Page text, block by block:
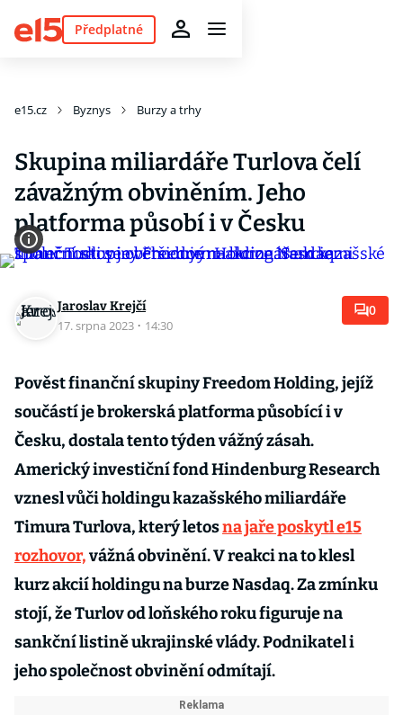
Předplatné
e15.cz Byznys Burzy a trhy
Skupina miliardáře Turlova čelí
závažným obviněním. Jeho
platforma působí i v Česku
Jaroslav Krejčí
17. srpna 2023 · 14:30
0
Pověst finanční skupiny Freedom Holding, jejíž
součástí je brokerská platforma působící i v
Česku, dostala tento týden vážný zásah.
Americký investiční fond Hindenburg Research
vznesl vůči holdingu kazašského miliardáře
Timura Turlova, který letosna jaře poskytl e15
rozhovor,vážná obvinění. V reakci na to klesl
kurz akcií holdingu na burze Nasdaq. Za zmínku
stojí, že Turlov od loňského roku figuruje na
sankční listině ukrajinské vlády. Podnikatel i
jeho společnost obvinění odmítají.